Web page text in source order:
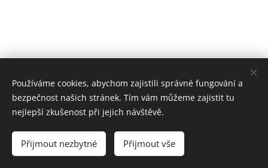
Petr BARÁNEK - SILESIA CONCERTS - Produkce exkluzivních
eventů
Obchodní podmínky
/GDPR/Facebook
Cookies
Používáme cookies, abychom zajistili správné fungování a
bezpečnost našich stránek. Tím vám můžeme zajistit tu
nejlepší zkušenost při jejich návštěvě.
Přijmout nezbytné Přijmout vše